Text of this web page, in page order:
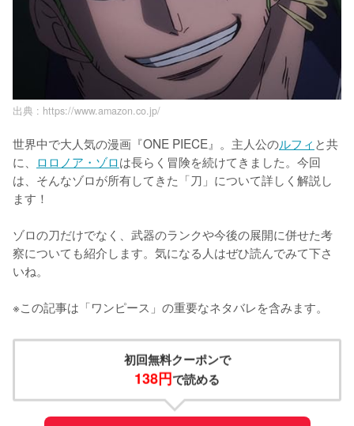
出典 : https://www.amazon.co.jp/
世界中で大人気の漫画『ONE PIECE』。主人公のルフィ と共
に、 ロロノア・ゾロは長らく冒険を続けてきました。今回
は、そんなゾロが所有してきた「刀」について詳しく解説し
ます！
ゾロの刀だけでなく、武器のランクや今後の展開に併せた考
察についても紹介します。気になる人はぜひ読んでみて下さ
いね。
※この記事は「ワンピース」の重要なネタバレを含みます。
初回無料クーポンで
138円で読める